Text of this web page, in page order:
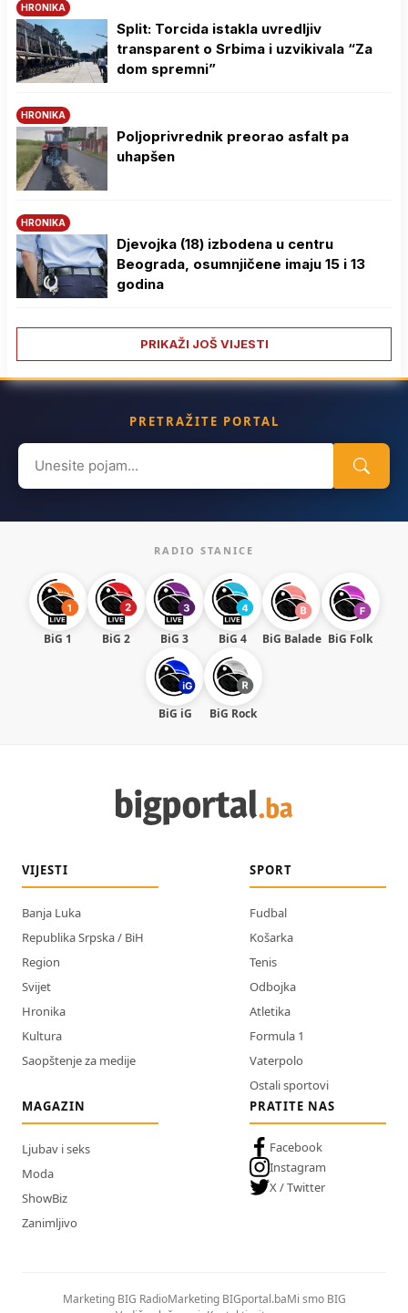
HRONIKA
Split: Torcida istakla uvredljiv
transparent o Srbima i uzvikivala “Za
dom spremni”
HRONIKA
Poljoprivrednik preorao asfalt pa
uhapšen
HRONIKA
Djevojka (18) izbodena u centru
Beograda, osumnjičene imaju 15 i 13
godina
PRIKAŽI JOŠ VIJESTI
PRETRAŽITE PORTAL
Search
for:
RADIO STANICE
BiG 1 BiG 2 BiG 3 BiG 4 BiG Balade BiG Folk
BiG iG BiG Rock
VIJESTI
Banja Luka
Republika Srpska / BiH
Region
Svijet
Hronika
Kultura
Saopštenje za medije
SPORT
Fudbal
Košarka
Tenis
Odbojka
Atletika
Formula 1
Vaterpolo
Ostali sportovi
MAGAZIN
Ljubav i seks
Moda
ShowBiz
Zanimljivo
PRATITE NAS
Facebook
Instagram
X / Twitter
Marketing BIG RadioMarketing BIGportal.baMi smo BIG